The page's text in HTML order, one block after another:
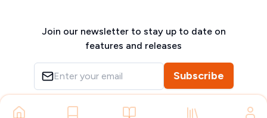
Join our newsletter to stay up to date on
features and releases
Subscribe
2026 – All rights reserved